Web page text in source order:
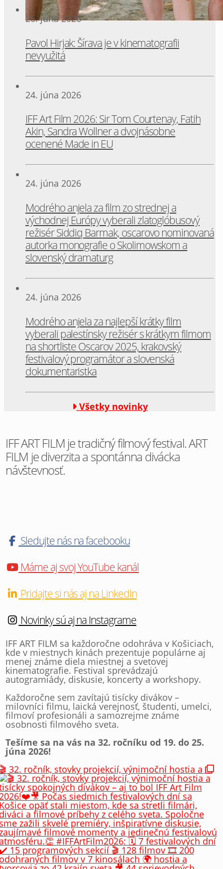
26. júna 2026
Pavol Hirjak: Šírava je v kinematografii
nevyužitá
24. júna 2026
IFF Art Film 2026: Sir Tom Courtenay, Fatih
Akin, Sandra Wollner a dvojnásobne
ocenené Made in EU
24. júna 2026
Modrého anjela za film zo strednej a
východnej Európy vyberali zlatoglóbusový
režisér Siddiq Barmak, oscarovo nominovaná
autorka monografie o Skolimowskom a
slovenský dramaturg
24. júna 2026
Modrého anjela za najlepší krátky film
vyberali palestínsky režisér s krátkym filmom
na shortliste Oscarov 2025, krakovský
festivalový programátor a slovenská
dokumentaristka
Všetky novinky
IFF ART FILM je tradičný filmový festival. ART
FILM je diverzita a spontánna divácka
návštevnosť.
Sledujte nás na facebooku
Máme aj svoj YouTube kanál
Pridajte si nás aj na LinkedIn
Novinky sú aj na Instagrame
IFF ART FILM sa každoročne odohráva v Košiciach,
kde v miestnych kinách prezentuje populárne aj
menej známe diela miestnej a svetovej
kinematografie. Festival sprevádzajú
autogramiády, diskusie, koncerty a workshopy.
Každoročne sem zavítajú tisícky divákov –
milovníci filmu, laická verejnosť, študenti, umelci,
filmoví profesionáli a samozrejme známe
osobnosti filmového sveta.
Tešíme sa na vás na 32. ročníku od 19. do 25.
júna 2026!
32. ročník, stovky projekcií, výnimoční hostia a